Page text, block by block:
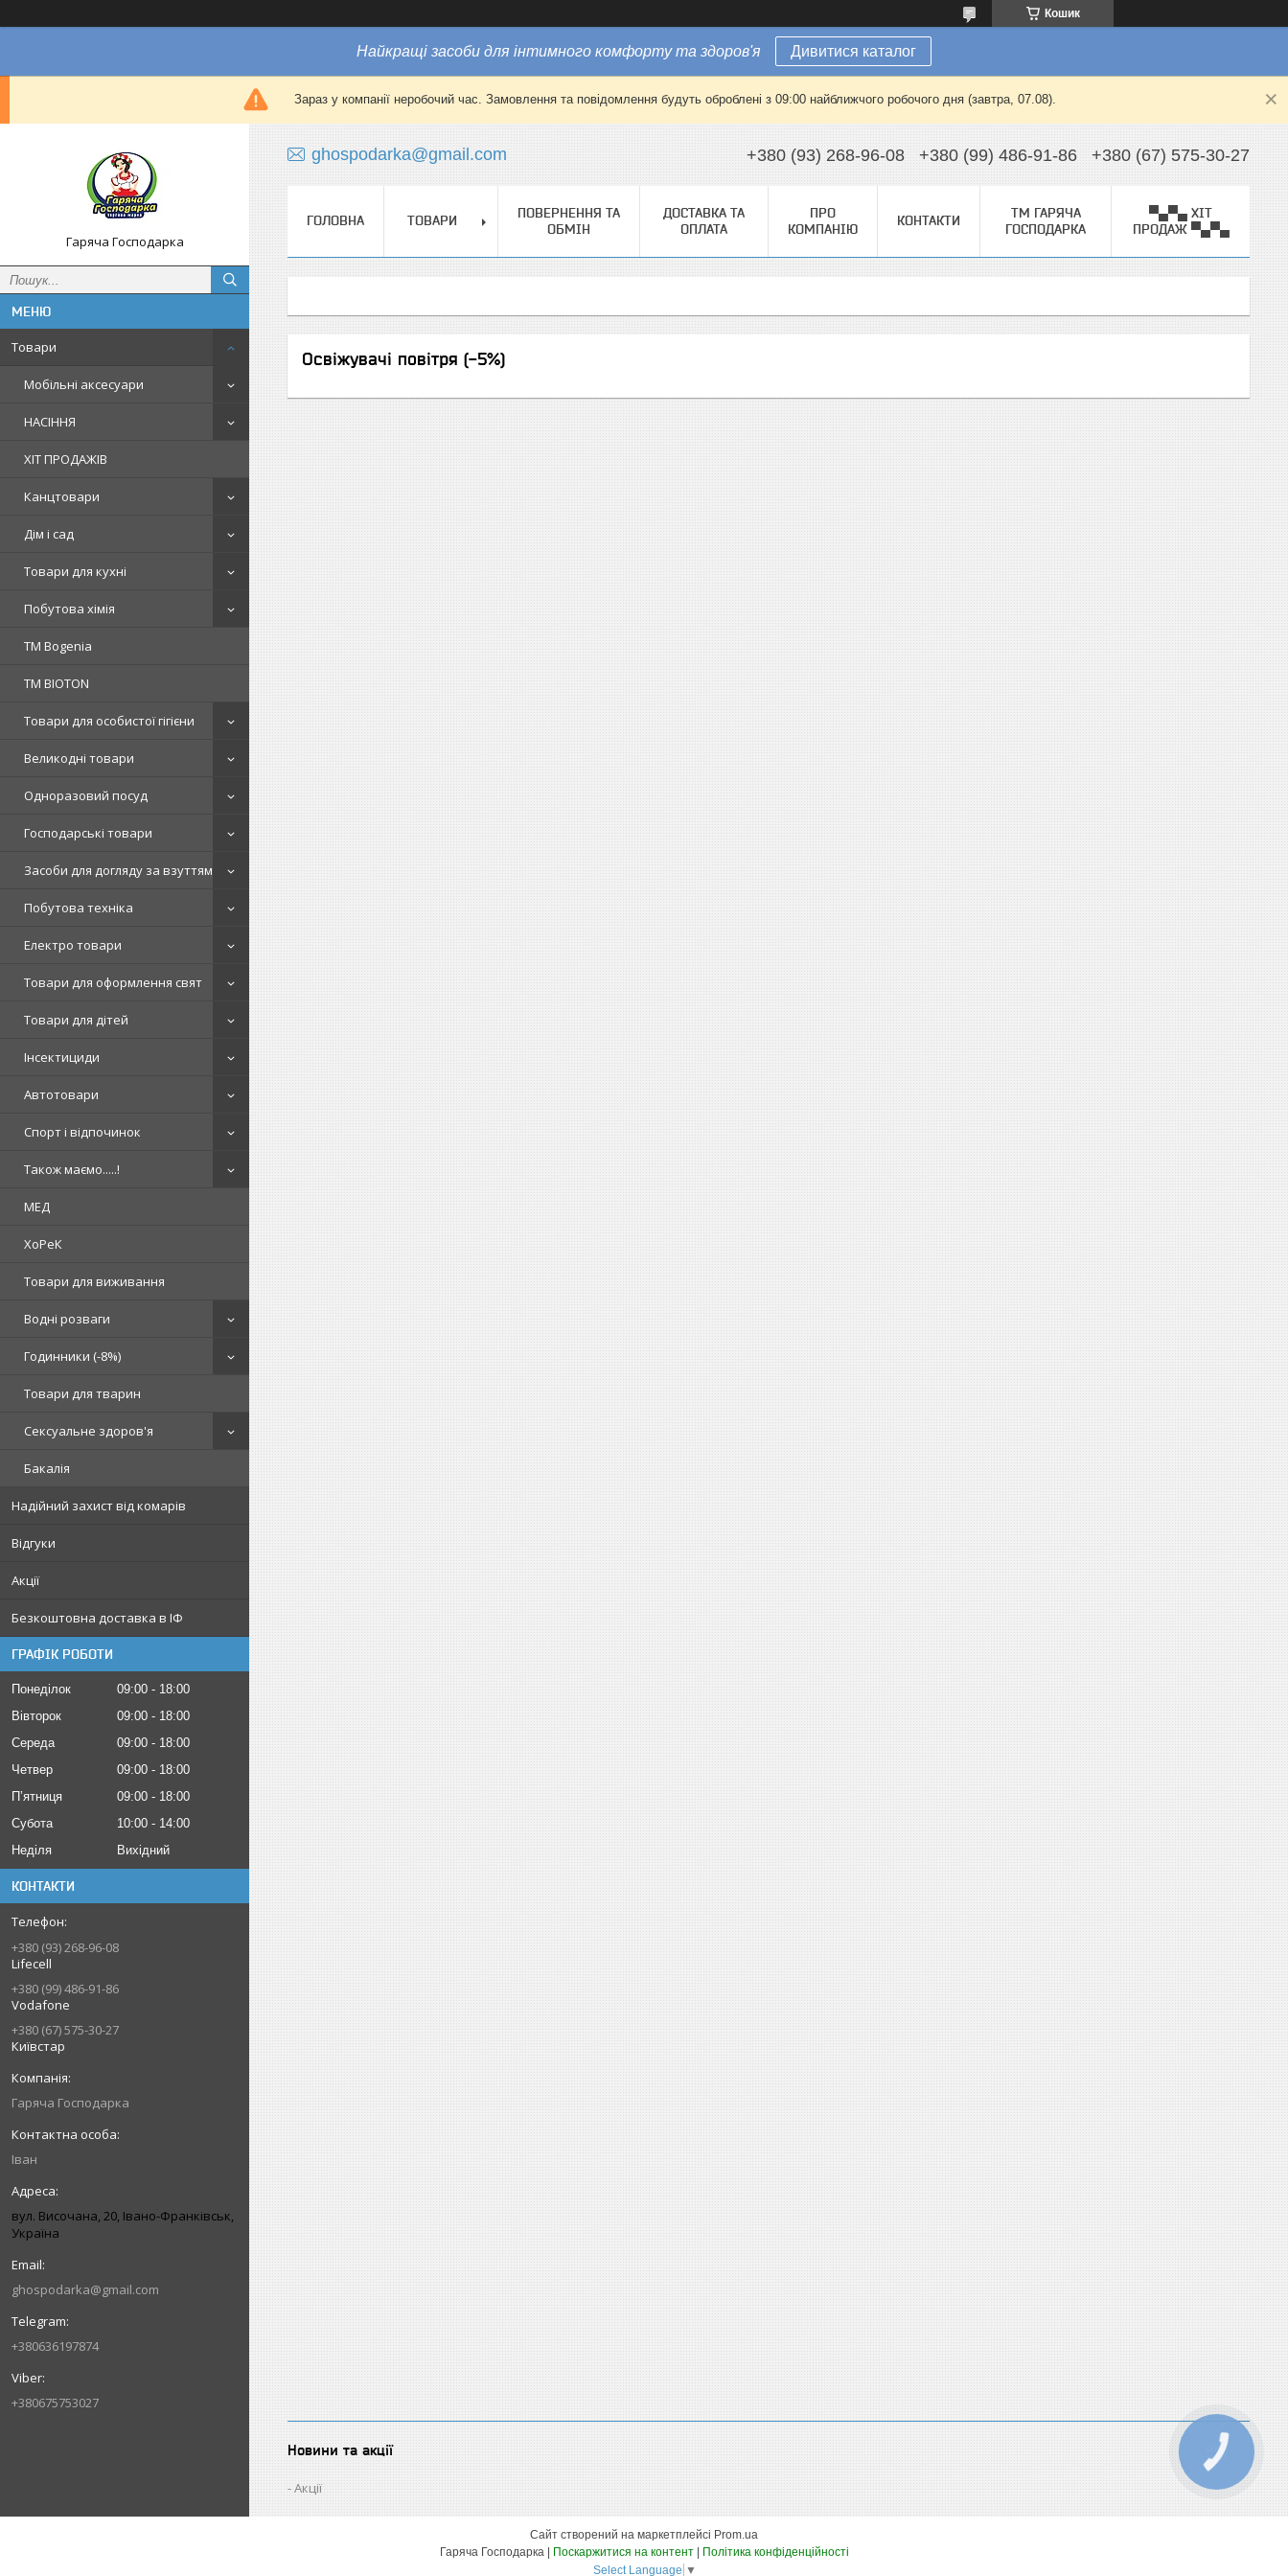
Кошик
Найкращі засоби для інтимного комфорту та здоров'я Дивитися каталог
Зараз у компанії неробочий час. Замовлення та повідомлення будуть оброблені з 09:00 найближчого робочого дня (завтра, 07.08).
Гаряча Господарка
Товари
Мобільні аксесуари
НАСІННЯ
ХІТ ПРОДАЖІВ
Канцтовари
Дім і сад
Товари для кухні
Побутова хімія
ТМ Bogenia
ТМ BIOTON
Товари для особистої гігієни
Великодні товари
Одноразовий посуд
Господарські товари
Засоби для догляду за взуттям
Побутова техніка
Електро товари
Товари для оформлення свят
Товари для дітей
Інсектициди
Автотовари
Спорт і відпочинок
Також маємо.....!
МЕД
ХоРеК
Товари для виживання
Водні розваги
Годинники (-8%)
Товари для тварин
Сексуальне здоров'я
Бакалія
Надійний захист від комарів
Відгуки
Акції
Безкоштовна доставка в ІФ
ГРАФІК РОБОТИ
Понеділок 09:00
18:00
Вівторок
09:00
18:00
Середа
09:00
18:00
Четвер
09:00
18:00
Пʼятниця
09:00
18:00
Субота
10:00
14:00
Неділя
Вихідний
КОНТАКТИ
+380 (93) 268-96-08
Lifecell
+380 (99) 486-91-86
Vodafone
+380 (67) 575-30-27
Київстар
Гаряча Господарка
Іван
вул. Височана, 20, Івано-Франківськ,
Україна
ghospodarka@gmail.com
+380636197874
+380675753027
ghospodarka@gmail.com +380 (93) 268-96-08 +380 (99) 486-91-86 +380 (67) 575-30-27
ГОЛОВНА ТОВАРИ
ПОВЕРНЕННЯ ТА
ОБМІН
ДОСТАВКА ТА
ОПЛАТА
ПРО
КОМПАНІЮ
КОНТАКТИ
ТМ ГАРЯЧА
ГОСПОДАРКА
▀▄▀▄ ХІТ
ПРОДАЖ ▀▄▀▄
Освіжувачі повітря (-5%)
Новини та акції
Акції
Сайт створений на маркетплейсі Prom.ua
Поскаржитися на контент
Політика конфіденційності
Select Language ▼
КНОПКА
ЗВ'ЯЗКУ